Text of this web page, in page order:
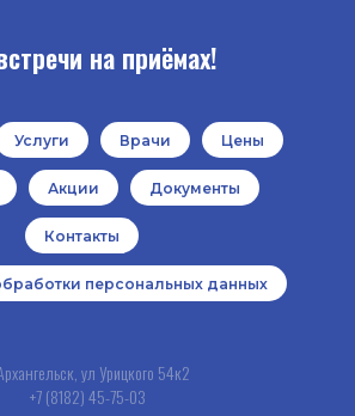
на приёмах!
Услуги Врачи Цены
Акции Документы
Контакты
персональных данных
ул Урицкого 54к2
+7 (8182) 45-75-03